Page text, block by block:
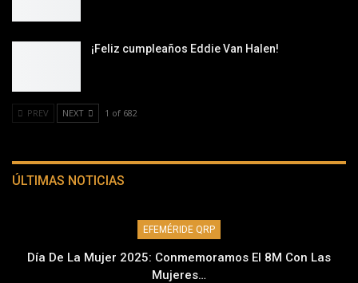
¡Feliz cumpleaños Eddie Van Halen!
PREV NEXT 1 of 682
ÚLTIMAS NOTICIAS
EFEMÉRIDE QRP
Día De La Mujer 2025: Conmemoramos El 8M Con Las
Mujeres…